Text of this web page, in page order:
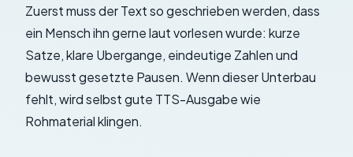
Zuerst muss der Text so geschrieben werden, dass
ein Mensch ihn gerne laut vorlesen wurde: kurze
Satze, klare Ubergange, eindeutige Zahlen und
bewusst gesetzte Pausen. Wenn dieser Unterbau
fehlt, wird selbst gute TTS-Ausgabe wie
Rohmaterial klingen.